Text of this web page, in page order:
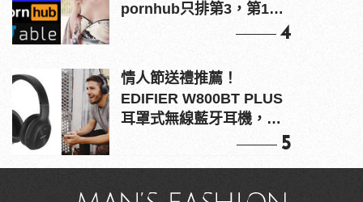
pornhub只排第3，第1名
4
情人節送禮推薦！
EDIFIER W800BT PLUS
耳罩式無線藍牙耳機，在
5